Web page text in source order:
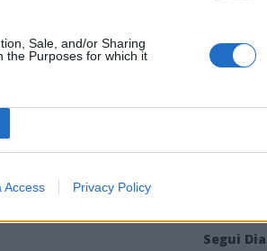
Sale, and/or Sharing
the Purposes for which it
Access Privacy Policy
Segui